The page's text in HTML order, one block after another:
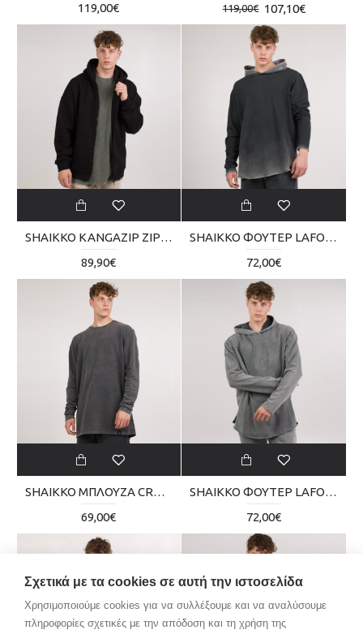
119,00€
107,10€
119,00€
SHAIKKO KANGAZIP ZIP HOODIE SKU224TC01-2020
89,90€
SHAIKKO ΦΟΥΤΕΡ LAFOOD REVERSE SKU02TM03-0202
72,00€
SHAIKKO ΜΠΛΟΥΖΑ CROP LONG VINTAGE SKU224TQ06-0202V
69,00€
SHAIKKO ΦΟΥΤΕΡ LAFOOD REVERSE SKU02TM03-0606
72,00€
Σχετικά με τα cookies σε αυτή την ιστοσελίδα
Χρησιμοποιούμε cookies για να συλλέξουμε και να αναλύσουμε
πληροφορίες σχετικές με την απόδοση και τη χρήση της